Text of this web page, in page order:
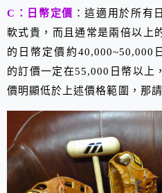
C：日幣定價 ：這適用於所有
軟式貴，而且通常是兩倍以上
的日幣定價約40,000~50,000
的訂價一定在55,000日幣以上
價明顯低於上述價格範圍，那